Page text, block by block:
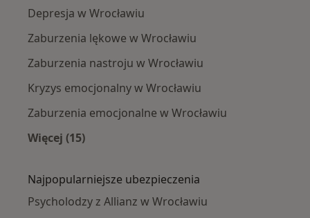
Depresja w Wrocławiu
Zaburzenia lękowe w Wrocławiu
Zaburzenia nastroju w Wrocławiu
Kryzys emocjonalny w Wrocławiu
Zaburzenia emocjonalne w Wrocławiu
Więcej (15)
Najpopularniejsze ubezpieczenia
Psycholodzy z Allianz w Wrocławiu